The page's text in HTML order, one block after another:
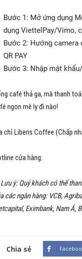
Bước 1: Mở ứng dụng
dụng ViettelPay/Vimo,
Bước 2: Hướng camera
QR PAY
Bước 3: Nhập mật
café thả ga, mà thanh
ngon mê ly đi nào!
chỉ Liberis Coffee (Chấp
cửa hàng:
ý: Quý khách có thể
các ngân hàng: VCB,
Eximbank, Nam Á,
Chia sẻ